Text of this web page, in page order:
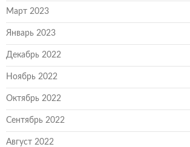
Март 2023
Январь 2023
Декабрь 2022
Ноябрь 2022
Октябрь 2022
Сентябрь 2022
Август 2022